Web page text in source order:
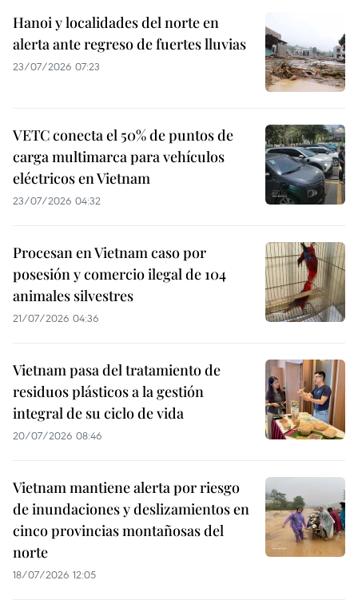
Hanoi y localidades del norte en
alerta ante regreso de fuertes lluvias
23/07/2026 07:23
VETC conecta el 50% de puntos de
carga multimarca para vehículos
eléctricos en Vietnam
23/07/2026 04:32
Procesan en Vietnam caso por
posesión y comercio ilegal de 104
animales silvestres
21/07/2026 04:36
Vietnam pasa del tratamiento de
residuos plásticos a la gestión
integral de su ciclo de vida
20/07/2026 08:46
Vietnam mantiene alerta por riesgo
de inundaciones y deslizamientos en
cinco provincias montañosas del
norte
18/07/2026 12:05